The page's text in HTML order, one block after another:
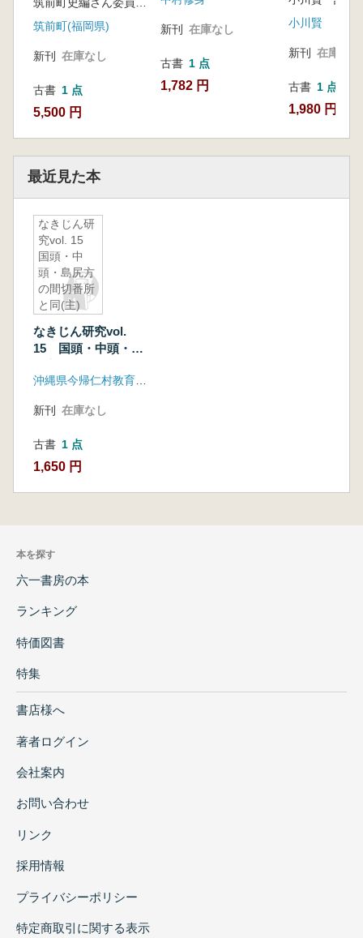
筑前町(福岡県)
新刊 在庫なし
古書 1 点
5,500 円
新刊 在庫なし
古書 1 点
1,782 円
小川賢
新刊 在庫なし
古書 1 点
1,980 円
最近見た本
なきじん研
究vol. 15
国頭・中
頭・島尻方
の間切番所
と同(主)
なきじん研究vol.
15 国頭・中頭・島
(主)村 ほか
沖縄県今帰仁村教育委員会 今帰仁村歴史文化センター
新刊 在庫なし
古書 1 点
1,650 円
本を探す
六一書房の本
ランキング
特価図書
特集
書店様へ
著者ログイン
会社案内
お問い合わせ
リンク
採用情報
プライバシーポリシー
特定商取引に関する表示